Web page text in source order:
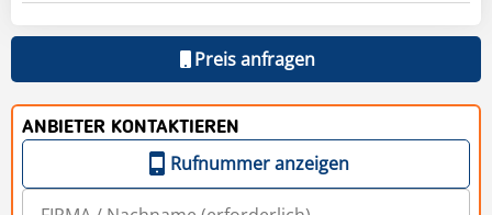
Preis anfragen
ANBIETER KONTAKTIEREN
Rufnummer anzeigen